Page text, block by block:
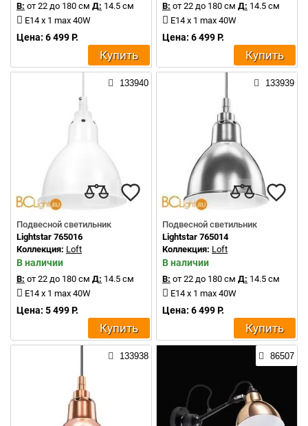
В: от 22 до 180 см Д: 14.5 см
E14 x 1 max 40W
Цена: 6 499 Р.
Купить
В: от 22 до 180 см Д: 14.5 см
E14 x 1 max 40W
Цена: 6 499 Р.
Купить
133940
Подвесной светильник
Lightstar 765016
Коллекция: Loft
В наличии
В: от 22 до 180 см Д: 14.5 см
E14 x 1 max 40W
Цена: 5 499 Р.
Купить
133939
Подвесной светильник
Lightstar 765014
Коллекция: Loft
В наличии
В: от 22 до 180 см Д: 14.5 см
E14 x 1 max 40W
Цена: 6 499 Р.
Купить
133938 86507